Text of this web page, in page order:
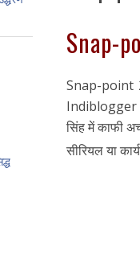
Snap-
Snap-point
Indiblogger
सिंह में काफी
सीरियल या